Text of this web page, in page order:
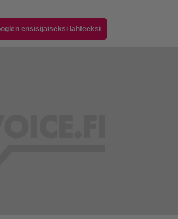
ensisijaiseksi lähteeksi